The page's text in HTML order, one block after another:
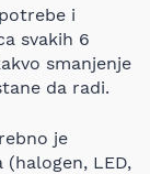
i
svakih 6
smanjenje
da radi.
je
LED,